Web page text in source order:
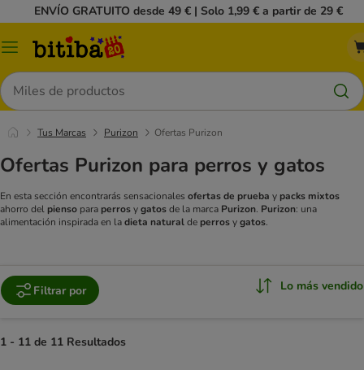
ENVÍO GRATUITO desde 49 € | Solo 1,99 € a partir de 29 €
Menú
Buscar
Tus Marcas Purizon Ofertas Purizon
Ofertas Purizon para perros y gatos
En esta sección encontrarás sensacionales ofertas de prueba y packs mixtos
ahorro del pienso para perrosygatosde la marca Purizon. Purizon: una
alimentación inspirada en ladieta naturalde perrosygatos.
Filtrar por Lo más vendido
1 - 11 de 11 Resultados